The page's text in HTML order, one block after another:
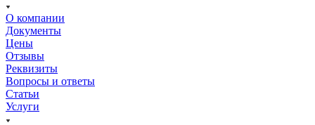
О компании
Документы
Цены
Отзывы
Реквизиты
Вопросы и ответы
Статьи
Услуги